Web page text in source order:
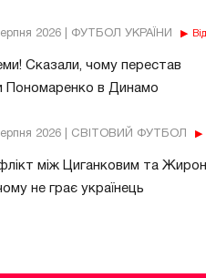
2026 | ФУТБОЛ УКРАЇНИ
Сказали, чому перестав
Пономаренко в Динамо
2026 | СВІТОВИЙ ФУТБОЛ
між Циганковим та
не грає українець